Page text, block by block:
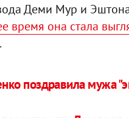
Деми Мур и
время она стала
.
поздравила мужа